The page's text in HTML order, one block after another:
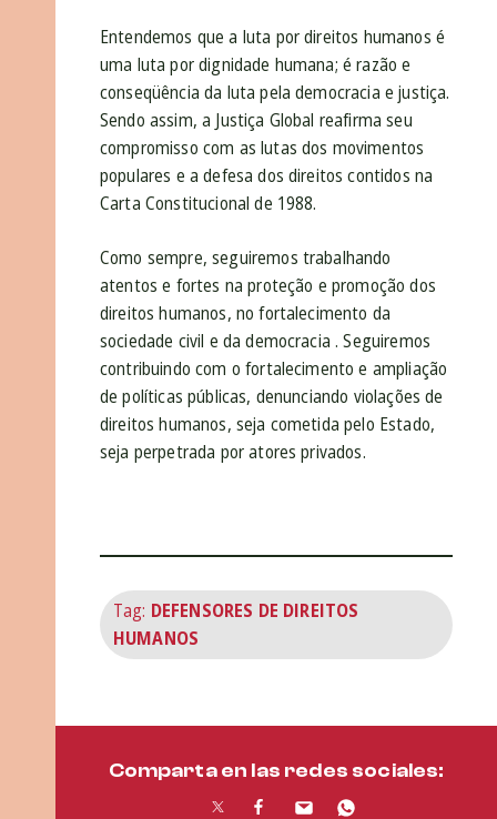
Entendemos que a luta por direitos humanos é
uma luta por dignidade humana; é razão e
conseqüência da luta pela democracia e justiça.
Sendo assim, a Justiça Global reafirma seu
compromisso com as lutas dos movimentos
populares e a defesa dos direitos contidos na
Carta Constitucional de 1988.
Como sempre, seguiremos trabalhando
atentos e fortes na proteção e promoção dos
direitos humanos, no fortalecimento da
sociedade civil e da democracia . Seguiremos
contribuindo com o fortalecimento e ampliação
de políticas públicas, denunciando violações de
direitos humanos, seja cometida pelo Estado,
seja perpetrada por atores privados.
Tag: DEFENSORES DE DIREITOS
HUMANOS
Comparta en las redes sociales: